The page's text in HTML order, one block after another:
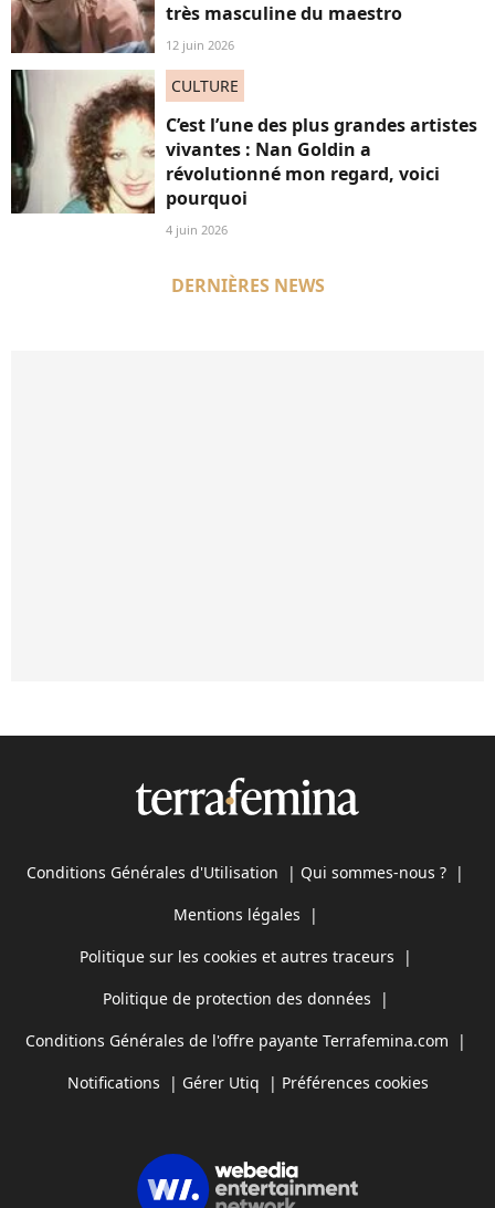
très masculine du maestro
12 juin 2026
CULTURE
C’est l’une des plus grandes artistes
vivantes : Nan Goldin a
révolutionné mon regard, voici
pourquoi
4 juin 2026
DERNIÈRES NEWS
Conditions Générales d'Utilisation | Qui sommes-nous ? |
Mentions légales |
Politique sur les cookies et autres traceurs |
Politique de protection des données |
Conditions Générales de l'offre payante Terrafemina.com |
Notifications | Gérer Utiq | Préférences cookies